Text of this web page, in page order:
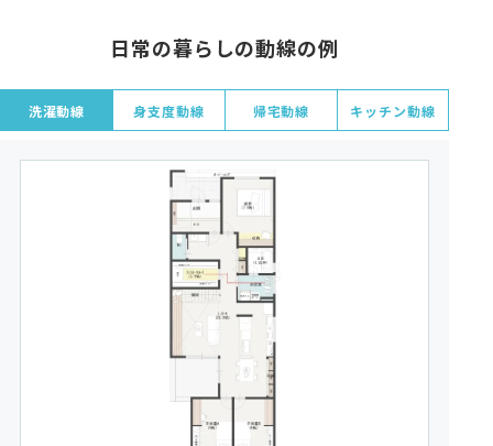
日常の暮らしの動線の例
洗濯動線 身支度動線 帰宅動線 キッチン動線